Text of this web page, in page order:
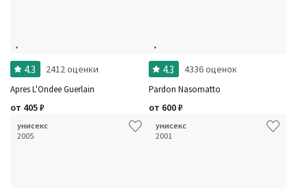
4.3 2412 оценки
Apres L'Ondee Guerlain
от 405₽
4.3 4336 оценок
Pardon Nasomatto
от 600₽
унисекс
2005
унисекс
2001